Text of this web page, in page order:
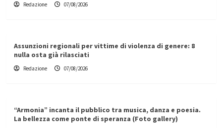
Redazione 07/08/2026
Assunzioni regionali per vittime di violenza di genere: 8
nulla osta già rilasciati
Redazione 07/08/2026
“Armonia” incanta il pubblico tra musica, danza e poesia.
La bellezza come ponte di speranza (Foto gallery)